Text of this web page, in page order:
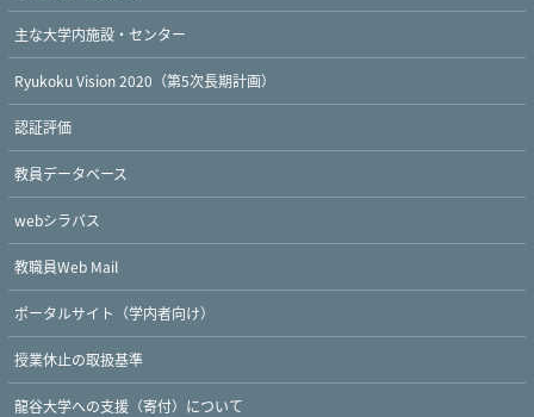
主な大学内施設・センター
Ryukoku Vision 2020（第5次長期計画）
認証評価
教員データベース
webシラバス
教職員Web Mail
ポータルサイト（学内者向け）
授業休止の取扱基準
龍谷大学への支援（寄付）について